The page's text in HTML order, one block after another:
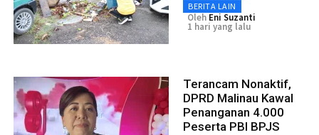
BERITA LAIN
Oleh Eni Suzanti
1 hari yang lalu
Terancam Nonaktif,
DPRD Malinau Kawal
Penanganan 4.000
Peserta PBI BPJS